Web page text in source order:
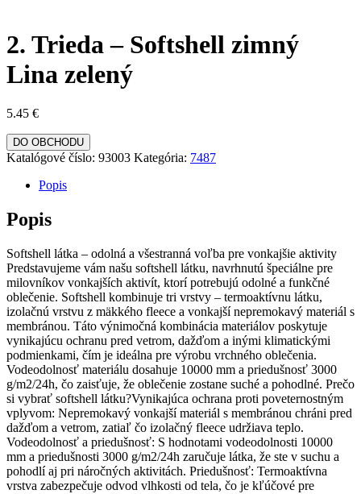
2. Trieda – Softshell zimný
Lina zelený
5.45 €
DO OBCHODU
Katalógové číslo: 93003 Kategória: 7487
Popis
Popis
Softshell látka – odolná a všestranná voľba pre vonkajšie aktivity
Predstavujeme vám našu softshell látku, navrhnutú špeciálne pre
milovníkov vonkajších aktivít, ktorí potrebujú odolné a funkčné
oblečenie. Softshell kombinuje tri vrstvy – termoaktívnu látku,
izolačnú vrstvu z mäkkého fleece a vonkajší nepremokavý materiál s
membránou. Táto výnimočná kombinácia materiálov poskytuje
vynikajúcu ochranu pred vetrom, dažďom a inými klimatickými
podmienkami, čím je ideálna pre výrobu vrchného oblečenia.
Vodeodolnosť materiálu dosahuje 10000 mm a priedušnosť 3000
g/m2/24h, čo zaisťuje, že oblečenie zostane suché a pohodlné. Prečo
si vybrať softshell látku?Vynikajúca ochrana proti poveternostným
vplyvom: Nepremokavý vonkajší materiál s membránou chráni pred
dažďom a vetrom, zatiaľ čo izolačný fleece udržiava teplo.
Vodeodolnosť a priedušnosť: S hodnotami vodeodolnosti 10000
mm a priedušnosti 3000 g/m2/24h zaručuje látka, že ste v suchu a
pohodlí aj pri náročných aktivitách. Priedušnosť: Termoaktívna
vrstva zabezpečuje odvod vlhkosti od tela, čo je kľúčové pre